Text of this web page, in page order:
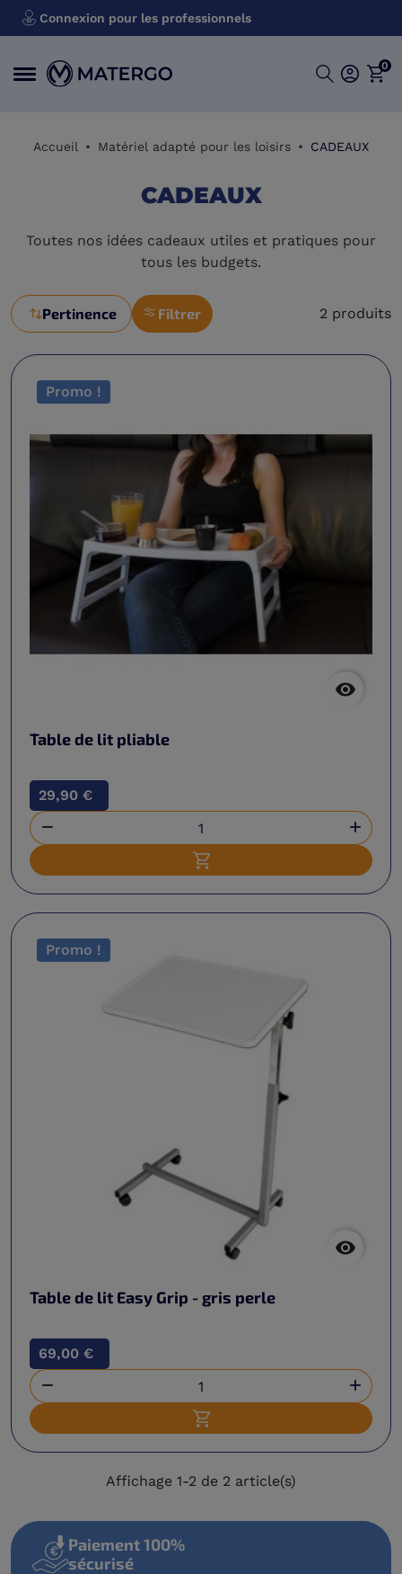
Connexion pour les professionnels
0
Accueil Matériel adapté pour les loisirs CADEAUX
CADEAUX
Toutes nos idées cadeaux utiles et pratiques pour
tous les budgets.
Pertinence Filtrer 2 produits
Promo !

Table de lit pliable
29,90 €
 
Ajouter au panier
Promo !

Table de lit Easy Grip - gris perle
69,00 €
 
Ajouter au panier
Affichage 1-2 de 2 article(s)
Paiement 100%
sécurisé